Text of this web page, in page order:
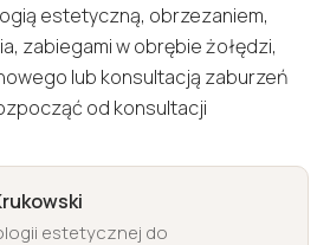
estetyczną, obrzezaniem,
zabiegami w obrębie żołędzi,
lub konsultacją zaburzeń
od konsultacji
estetycznej do